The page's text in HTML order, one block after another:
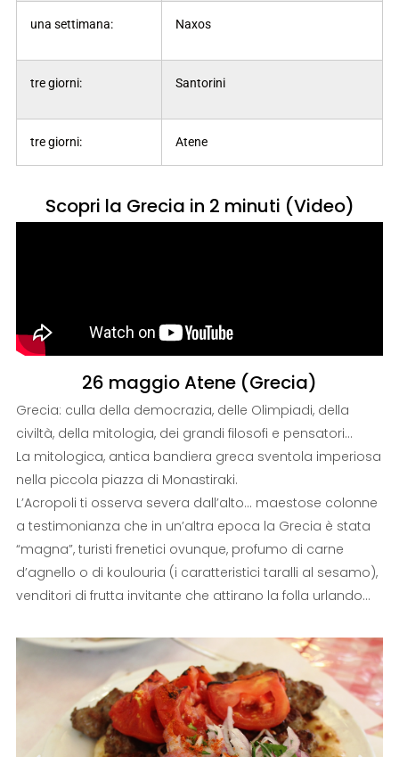
una settimana: Naxos
tre giorni: Santorini
tre giorni: Atene
Scopri la Grecia in 2 minuti (Video)
26 maggio Atene (Grecia)
Grecia: culla della democrazia, delle Olimpiadi, della
civiltà, della mitologia, dei grandi filosofi e pensatori…
La mitologica, antica bandiera greca sventola imperiosa
nella piccola piazza di Monastiraki.
L’Acropoli ti osserva severa dall’alto… maestose colonne
a testimonianza che in un’altra epoca la Grecia è stata
“magna”, turisti frenetici ovunque, profumo di carne
d’agnello o di koulouria (i caratteristici taralli al sesamo),
venditori di frutta invitante che attirano la folla urlando…